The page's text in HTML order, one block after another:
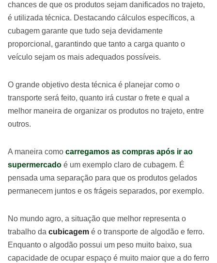
chances de que os produtos sejam danificados no trajeto,
é utilizada técnica. Destacando cálculos específicos, a
cubagem garante que tudo seja devidamente
proporcional, garantindo que tanto a carga quanto o
veículo sejam os mais adequados possíveis.
O grande objetivo desta técnica é planejar como o
transporte será feito, quanto irá custar o frete e qual a
melhor maneira de organizar os produtos no trajeto, entre
outros.
A maneira como carregamos as compras após ir ao
supermercado é um exemplo claro de cubagem. É
pensada uma separação para que os produtos gelados
permanecem juntos e os frágeis separados, por exemplo.
No mundo agro, a situação que melhor representa o
trabalho da cubicagem é o transporte de algodão e ferro.
Enquanto o algodão possui um peso muito baixo, sua
capacidade de ocupar espaço é muito maior que a do ferro